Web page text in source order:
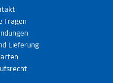
Fragen
Lieferung